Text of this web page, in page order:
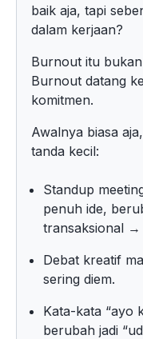
baik aja, tapi
dalam kerjaan?
Burnout itu
Burnout datang
komitmen.
Awalnya biasa
tanda kecil:
Standup
penuh ide,
transaksional →
Debat kreatif
sering diem.
Kata-kata “ayo
berubah jadi